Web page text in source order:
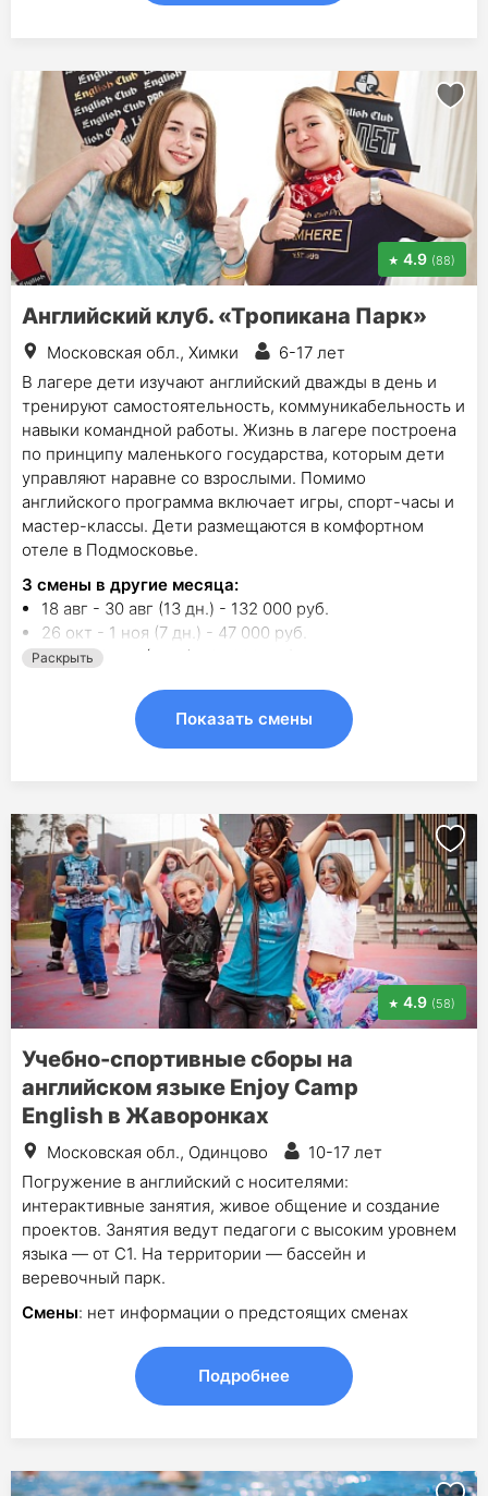
4.9 (88)
Английский клуб. «Тропикана Парк»
Московская обл., Химки
6-17 лет
В лагере дети изучают английский дважды в день и
тренируют самостоятельность, коммуникабельность и
навыки командной работы. Жизнь в лагере построена
по принципу маленького государства, которым дети
управляют наравне со взрослыми. Помимо
английского программа включает игры, спорт-часы и
мастер-классы. Дети размещаются в комфортном
отеле в Подмосковье.
3 смены в другие месяца:
18 авг - 30 авг (13 дн.) - 132 000 руб.
26 окт - 1 ноя (7 дн.) - 47 000 руб.
3 янв - 9 янв (7 дн.) - 61 000 руб.
Раскрыть
Показать смены
4.9 (58)
Учебно-спортивные сборы на
английском языке Enjoy Camp
English в Жаворонках
Московская обл., Одинцово
10-17 лет
Погружение в английский с носителями:
интерактивные занятия, живое общение и создание
проектов. Занятия ведут педагоги с высоким уровнем
языка — от С1. На территории — бассейн и
веревочный парк.
Смены: нет информации о предстоящих сменах
Подробнее